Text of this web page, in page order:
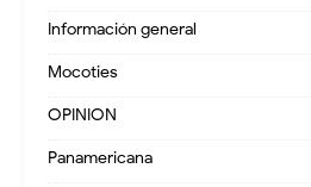
Información general
Mocoties
OPINION
Panamericana